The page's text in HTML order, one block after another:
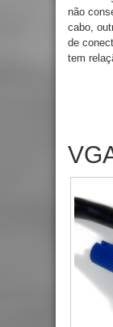
não
cabo,
de
tem